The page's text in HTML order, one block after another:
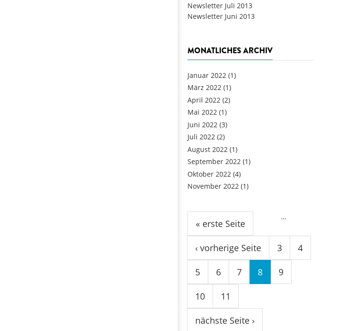
Newsletter Juli 2013
Newsletter Juni 2013
MONATLICHES ARCHIV
Januar 2022 (1)
März 2022 (1)
April 2022 (2)
Mai 2022 (1)
Juni 2022 (3)
Juli 2022 (2)
August 2022 (1)
September 2022 (1)
Oktober 2022 (4)
November 2022 (1)
Seiten
« erste Seite
‹ vorherige Seite
…
3 4
5 6 7 8 9
10 11
nächste Seite ›